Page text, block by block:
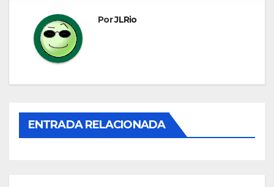
entradas
PorJLRio
ENTRADA RELACIONADA